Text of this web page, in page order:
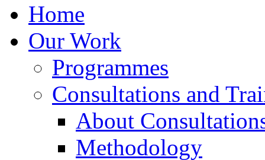
Home
Our Work
Programmes
Consultations and
About
Methodology